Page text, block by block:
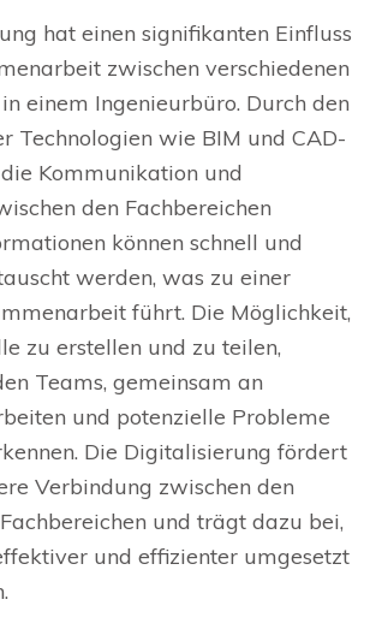
hat einen signifikanten Einfluss
zwischen verschiedenen
einem Ingenieurbüro. Durch den
Technologien wie BIM und CAD-
Kommunikation und
den Fachbereichen
können schnell und
werden, was zu einer
führt. Die Möglichkeit,
zu erstellen und zu teilen,
Teams, gemeinsam an
und potenzielle Probleme
Die Digitalisierung fördert
Verbindung zwischen den
und trägt dazu bei,
und effizienter umgesetzt